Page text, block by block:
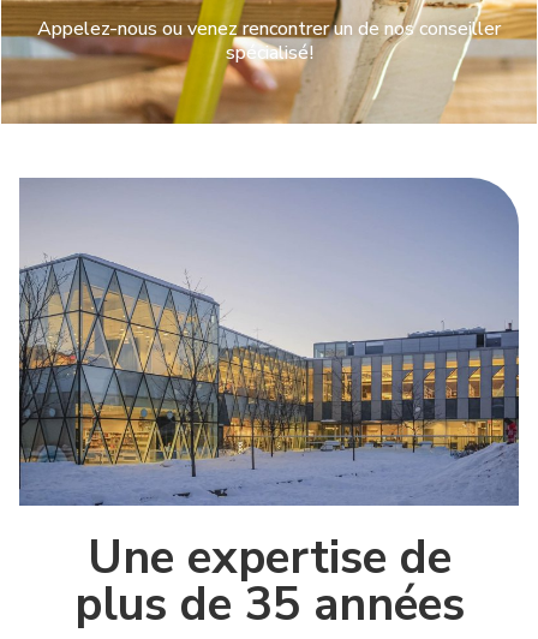
Appelez-nous ou venez rencontrer un de nos conseiller
spécialisé!
Une expertise de
plus de 35 années